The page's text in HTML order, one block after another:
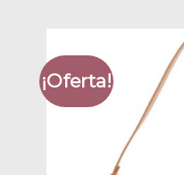
¡Oferta!